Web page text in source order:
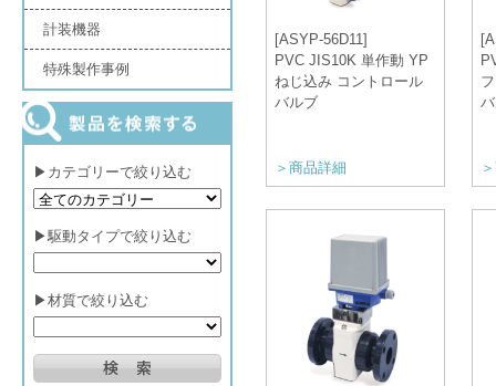
[ASYP-56D11]
PVC JIS10K 単作動 YP
ねじ込み コントロール
バルブ
＞商品詳細
計装機器
特殊製作事例
▶カテゴリーで絞り込む
▶駆動タイプで絞り込む
▶材質で絞り込む